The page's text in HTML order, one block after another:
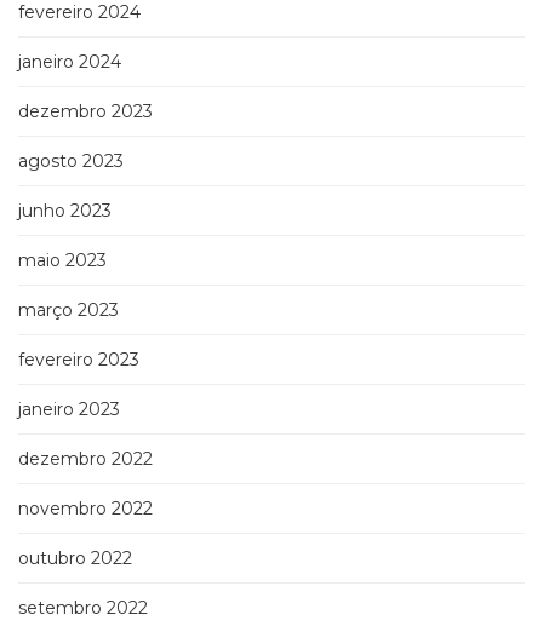
fevereiro 2024
janeiro 2024
dezembro 2023
agosto 2023
junho 2023
maio 2023
março 2023
fevereiro 2023
janeiro 2023
dezembro 2022
novembro 2022
outubro 2022
setembro 2022